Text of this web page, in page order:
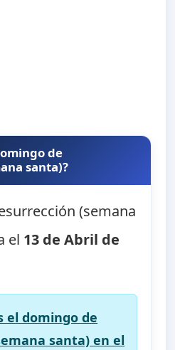
de
santa)?
(semana
el 13 de Abril de
el domingo de
santa) en el